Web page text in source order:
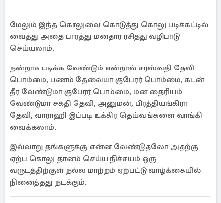
மேலும் இந்த கொலுவை கொடுத்து கொலு படிக்கட்டில்
வைத்து அதை பார்த்து மனதார ரசித்து வழிபாடு
செய்யலாம்.
நன்றாக படிக்க வேண்டும் என்றால் சரஸ்வதி தேவி
பொம்மை, பணம் தேவையா குபேரர் பொம்மை, கடன்
தீர வேண்டுமா குபேரர் பொம்மை, மன தைரியம்
வேண்டுமா சக்தி தேவி, அனுமன், பிரத்தியங்கிரா
தேவி, வாராஹி இப்படி உக்கிர தெய்வங்களை வாங்கி
வைக்கலாம்.
இவ்வாறு தங்களுக்கு என்ன வேண்டுதலோ அதற்கு
ஏற்ப கொலு தானம் செய்ய நிச்சயம் ஒரு
வருடத்திற்குள் நல்ல மாற்றம் ஏற்பட்டு வாழ்க்கையில்
நினைத்தது நடக்கும்.